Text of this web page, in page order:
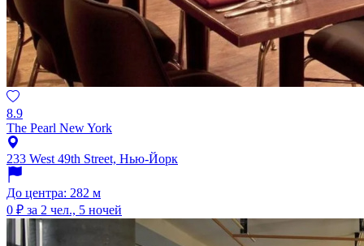
8.9
The Pearl New York
233 West 49th Street, Нью-Йорк
До центра: 282 м
0 ₽ за 2 чел., 5 ночей